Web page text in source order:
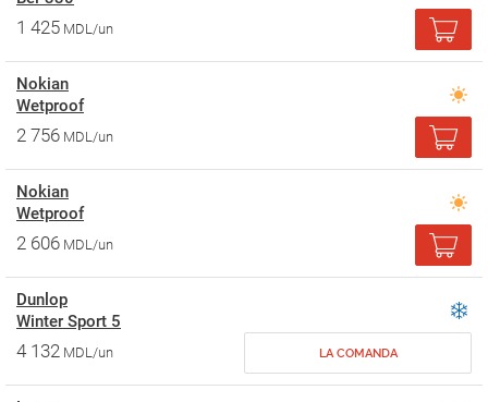
1 425 MDL/un
Nokian
Wetproof
2 756 MDL/un
Nokian
Wetproof
2 606 MDL/un
Dunlop
Winter Sport 5
4 132 MDL/un LA COMANDA